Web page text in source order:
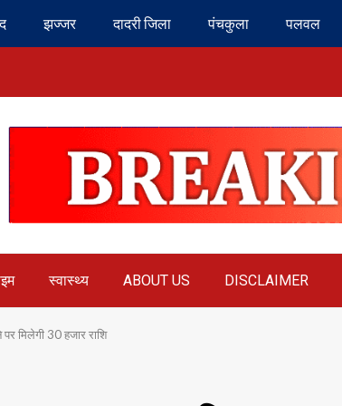
झज्जर दादरी जिला पंचकुला पलवल
स्वास्थ्य ABOUT US DISCLAIMER
मिलेगी 30 हजार राशि